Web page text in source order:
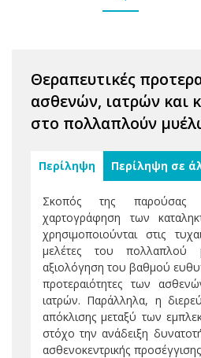
Θεραπευτικές
ασθενών, ιατρών και
στο πολλαπλούν
Περίληψη Περίληψη σε
Σκοπός της παρούσας
χαρτογράφηση των
χρησιμοποιούνται στις
μελέτες του πολλαπλού
αξιολόγηση του βαθμού
προτεραιότητες των
ιατρών. Παράλληλα, η
απόκλισης μεταξύ των
στόχο την ανάδειξη
ασθενοκεντρικής